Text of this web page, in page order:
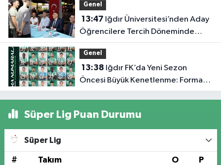
Genel
13:47
Öğrencilere Tercih Döneminde
Rehberlik Desteği
Genel
13:38
Öncesi Büyük Kenetlenme: Forma
Numaraları Belli Oldu
Süper Lig Puan Durumu
Süper Lig
# Takım O P